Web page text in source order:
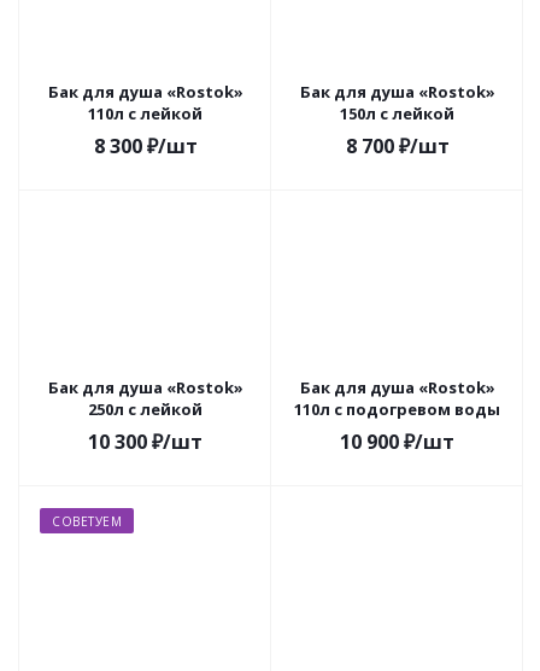
Бак для душа «Rostok»
110л с лейкой
8 300₽/шт
Бак для душа «Rostok»
150л с лейкой
8 700₽/шт
Бак для душа «Rostok»
250л с лейкой
10 300₽/шт
Бак для душа «Rostok»
110л с подогревом воды
10 900₽/шт
СОВЕТУЕМ